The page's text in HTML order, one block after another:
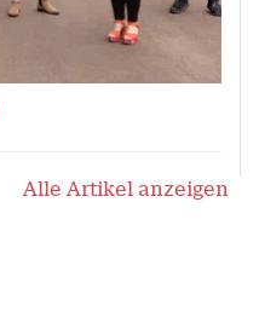
Alle Artikel anzeigen